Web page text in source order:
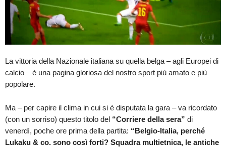
La vittoria della Nazionale italiana su quella belga – agli Europei di
calcio – è una pagina gloriosa del nostro sport più amato e più
popolare.
Ma – per capire il clima in cui si è disputata la gara – va ricordato
(con un sorriso) questo titolo del “Corriere della sera” di
venerdì, poche ore prima della partita: “Belgio-Italia, perché
Lukaku & co. sono così forti? Squadra multietnica, le antiche